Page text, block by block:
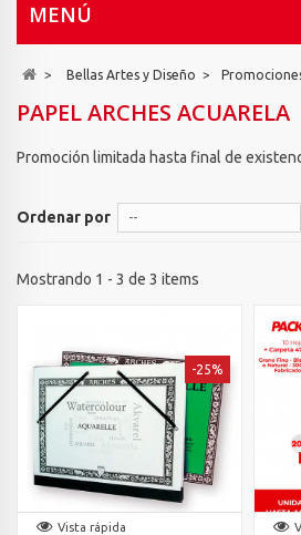
MENÚ
> Bellas Artes y Diseño >
PAPEL ARCHES ACUARELA
Promoción limitada hasta final de
Ordenar por --
Mostrando 1 - 3 de 3 items
Vista rápida
-25%